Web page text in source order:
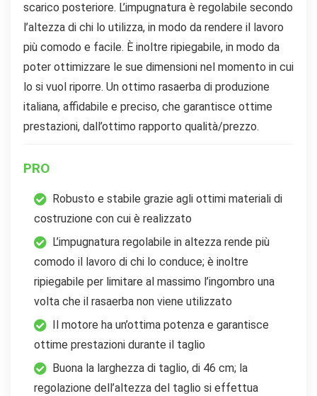
scarico posteriore. L’impugnatura è regolabile secondo
l’altezza di chi lo utilizza, in modo da rendere il lavoro
più comodo e facile. È inoltre ripiegabile, in modo da
poter ottimizzare le sue dimensioni nel momento in cui
lo si vuol riporre. Un ottimo rasaerba di produzione
italiana, affidabile e preciso, che garantisce ottime
prestazioni, dall’ottimo rapporto qualità/prezzo.
PRO
Robusto e stabile grazie agli ottimi materiali di
costruzione con cui è realizzato
L’impugnatura regolabile in altezza rende più
comodo il lavoro di chi lo conduce; è inoltre
ripiegabile per limitare al massimo l’ingombro una
volta che il rasaerba non viene utilizzato
Il motore ha un’ottima potenza e garantisce
ottime prestazioni durante il taglio
Buona la larghezza di taglio, di 46 cm; la
regolazione dell’altezza del taglio si effettua